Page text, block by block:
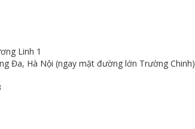
Linh 1
Đa, Hà Nội (ngay mặt đường lớn Trường Chinh)